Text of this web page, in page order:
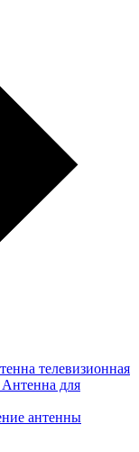
телевизионная
Антенна для
антенны